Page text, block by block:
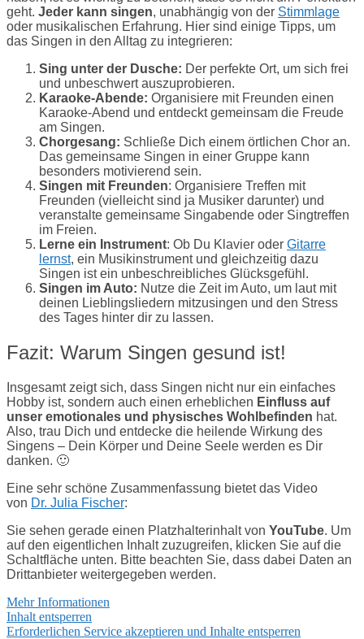
geht. Jeder kann singen, unabhängig von der Stimmlage
oder musikalischen Erfahrung. Hier sind einige Tipps, um
das Singen in den Alltag zu integrieren:
Sing unter der Dusche: Der perfekte Ort, um sich frei
und unbeschwert auszuprobieren.
Karaoke-Abende: Organisiere mit Freunden einen
Karaoke-Abend und entdeckt gemeinsam die Freude
am Singen.
Chorgesang: Schließe Dich einem örtlichen Chor an.
Das gemeinsame Singen in einer Gruppe kann
besonders motivierend sein.
Singen mit Freunden: Organisiere Treffen mit
Freunden (vielleicht sind ja Musiker darunter) und
veranstalte gemeinsame Singabende oder Singtreffen
im Freien.
Lerne ein Instrument: Ob Du Klavier oder Gitarre
lernst, ein Musikinstrument und gleichzeitig dazu
Singen ist ein unbeschreibliches Glücksgefühl.
Singen im Auto: Nutze die Zeit im Auto, um laut mit
deinen Lieblingsliedern mitzusingen und den Stress
des Tages hinter dir zu lassen.
Fazit: Warum Singen gesund ist!
Insgesamt zeigt sich, dass Singen nicht nur ein einfaches
Hobby ist, sondern auch einen erheblichen Einfluss auf
unser emotionales und physisches Wohlbefinden hat.
Also, trau Dich und entdecke die heilende Wirkung des
Singens – Dein Körper und Deine Seele werden es Dir
danken. 🙂
Eine sehr schöne Zusammenfassung bietet das Video
von Dr. Julia Fischer:
Sie sehen gerade einen Platzhalterinhalt von YouTube. Um
auf den eigentlichen Inhalt zuzugreifen, klicken Sie auf die
Schaltfläche unten. Bitte beachten Sie, dass dabei Daten an
Drittanbieter weitergegeben werden.
Mehr Informationen
Inhalt entsperren
Erforderlichen Service akzeptieren und Inhalte entsperren